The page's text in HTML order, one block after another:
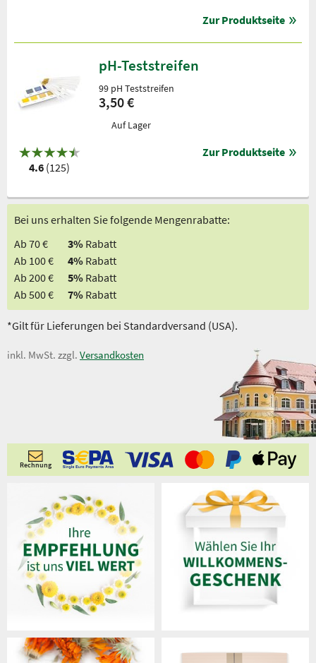
Zur Produktseite
4.6 (125)
pH-Teststreifen
99 pH Teststreifen
3,50 €
Auf Lager
Zur Produktseite
Bei uns erhalten Sie folgende Mengenrabatte:
Ab 70 €
3% Rabatt
Ab 100 €
4% Rabatt
Ab 200 €
5% Rabatt
Ab 500 €
7% Rabatt
*Gilt für Lieferungen bei Standardversand (USA).
inkl. MwSt. zzgl. Versandkosten
Rechnung